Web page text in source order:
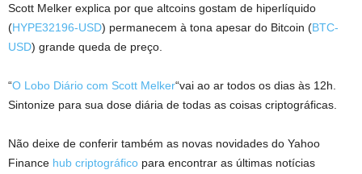
Scott Melker explica por que altcoins gostam de hiperlíquido
(HYPE32196-USD) permanecem à tona apesar do Bitcoin (BTC-
USD) grande queda de preço.
“O Lobo Diário com Scott Melker“vai ao ar todos os dias às 12h.
Sintonize para sua dose diária de todas as coisas criptográficas.
Não deixe de conferir também as novas novidades do Yahoo
Finance hub criptográfico para encontrar as últimas notícias